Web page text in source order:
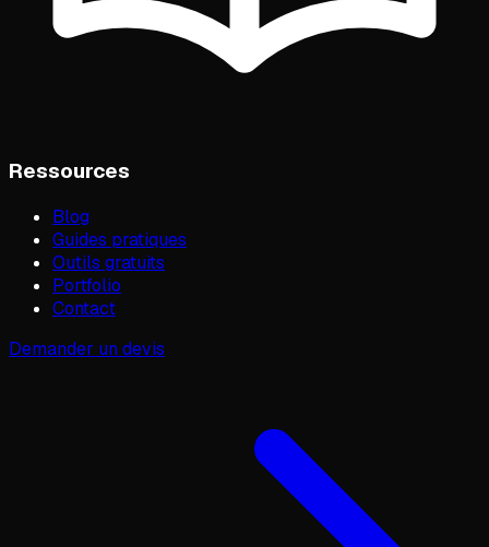
Ressources
Blog
Guides pratiques
Outils gratuits
Portfolio
Contact
Demander un devis